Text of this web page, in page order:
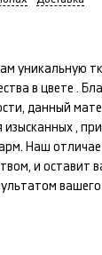
уникальную
в цвете .
данный
изысканных ,
Наш
и оставит
вашего